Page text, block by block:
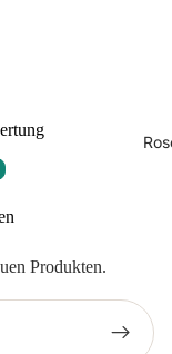
Produkten.